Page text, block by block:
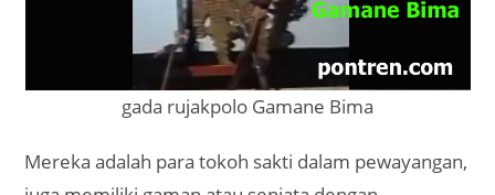
gada rujakpolo Gamane Bima
Mereka adalah para tokoh sakti dalam pewayangan,